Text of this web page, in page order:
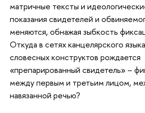
матричные тексты и
показания свидетелей и
меняются, обнажая зыбкость
Откуда в сетях канцелярского
словесных конструктов рождается
«препарированный свидетель» –
между первым и третьим лицом,
навязанной речью?